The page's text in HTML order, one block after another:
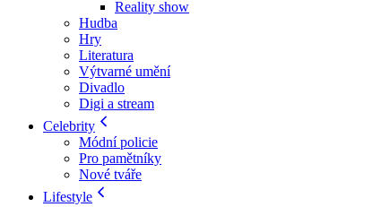
Reality show
Hudba
Hry
Literatura
Výtvarné umění
Divadlo
Digi a stream
Celebrity
Módní policie
Pro pamětníky
Nové tváře
Lifestyle